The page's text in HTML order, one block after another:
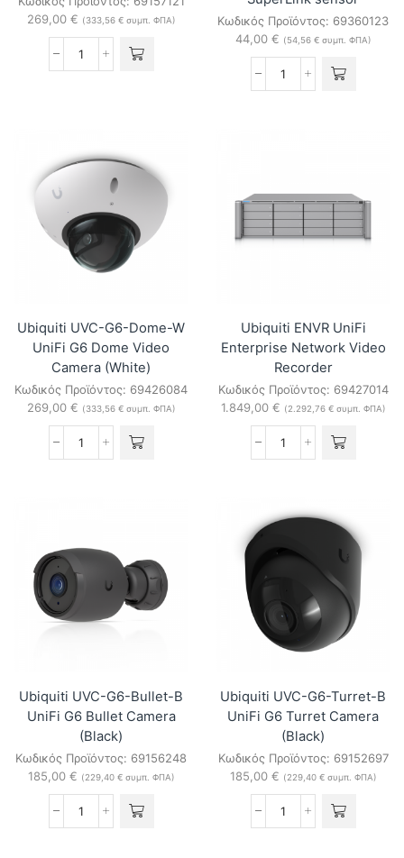
269,00 € (333,56 €συμπ. ΦΠΑ)
Ubiquiti
UniFi
Speaker
(Black)
ποσότητα
Κωδικός Προϊόντος: 69360123
44,00 € (54,56 €συμπ. ΦΠΑ)
Ubiquiti
sensor
ποσότητα
Ubiquiti UVC-G6-Dome-W
UniFi G6 Dome Video
Camera (White)
Κωδικός Προϊόντος: 69426084
269,00 € (333,56 €συμπ. ΦΠΑ)
Ubiquiti
G6
Video
Camera
(White)
Ubiquiti ENVR UniFi
Enterprise Network Video
Recorder
Κωδικός Προϊόντος: 69427014
1.849,00 € (2.292,76 €συμπ. ΦΠΑ)
Ubiquiti
Network
Recorder
Ubiquiti UVC-G6-Bullet-B
UniFi G6 Bullet Camera
(Black)
Κωδικός Προϊόντος: 69156248
185,00 € (229,40 €συμπ. ΦΠΑ)
Ubiquiti
Ubiquiti UVC-G6-Turret-B
UniFi G6 Turret Camera
(Black)
Κωδικός Προϊόντος: 69152697
185,00 € (229,40 €συμπ. ΦΠΑ)
Ubiquiti